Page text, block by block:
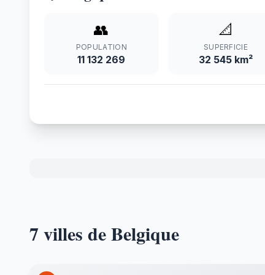
👥
POPULATION
11 132 269
📐
SUPERFICIE
32 545 km²
7 villes de Belgique